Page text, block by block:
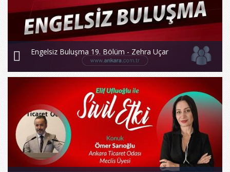
Engelsiz Buluşma 19. Bölüm - Zehra Uçar